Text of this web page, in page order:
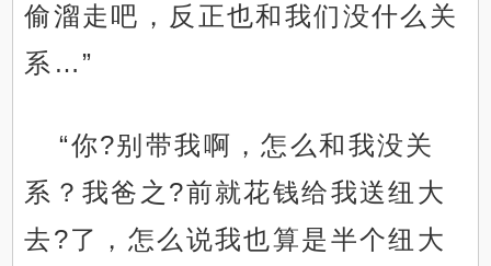
偷溜走吧，反正也和我们没什么关
系…”
“你?别带我啊，怎么和我没关
系？我爸之?前就花钱给我送纽大
去?了，怎么说我也算是半个纽大